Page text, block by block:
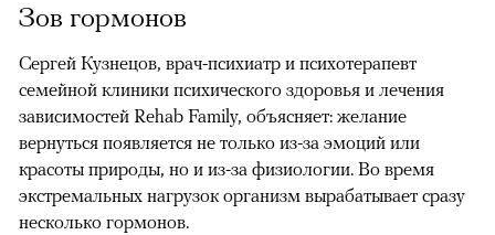
Зов гормонов
Сергей Кузнецов, врач-психиатр и психотерапевт
семейной клиники психического здоровья и лечения
зависимостей Rehab Family, объясняет: желание
вернуться появляется не только из-за эмоций или
красоты природы, но и из-за физиологии. Во время
экстремальных нагрузок организм вырабатывает сразу
несколько гормонов.